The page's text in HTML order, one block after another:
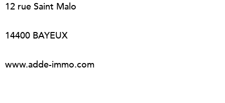
12 rue Saint Malo
14400 BAYEUX
www.adde-immo.com